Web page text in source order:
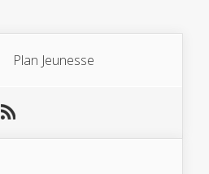
Plan Jeunesse